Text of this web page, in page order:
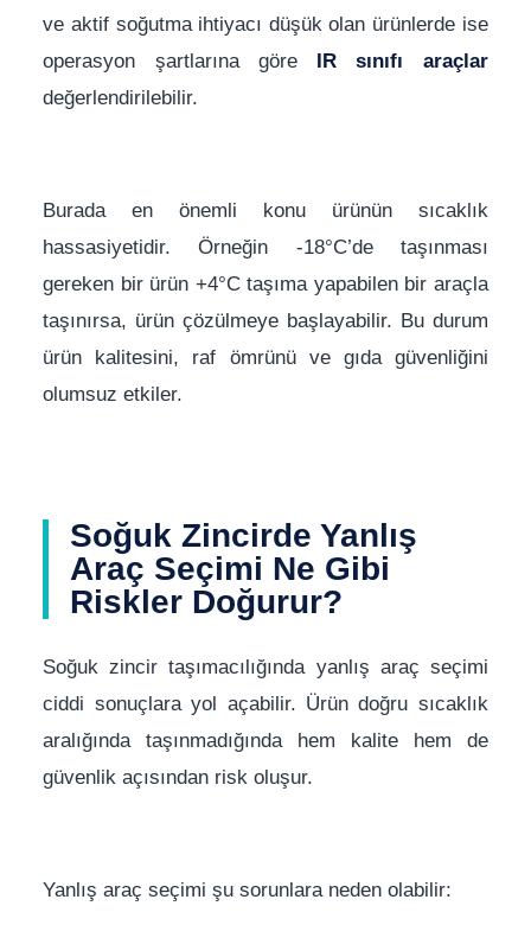
ve aktif soğutma ihtiyacı düşük olan ürünlerde ise
operasyon şartlarına göre IR sınıfı araçlar
değerlendirilebilir.
Burada en önemli konu ürünün sıcaklık
hassasiyetidir. Örneğin -18°C’de taşınması
gereken bir ürün +4°C taşıma yapabilen bir araçla
taşınırsa, ürün çözülmeye başlayabilir. Bu durum
ürün kalitesini, raf ömrünü ve gıda güvenliğini
olumsuz etkiler.
Soğuk Zincirde Yanlış
Araç Seçimi Ne Gibi
Riskler Doğurur?
Soğuk zincir taşımacılığında yanlış araç seçimi
ciddi sonuçlara yol açabilir. Ürün doğru sıcaklık
aralığında taşınmadığında hem kalite hem de
güvenlik açısından risk oluşur.
Yanlış araç seçimi şu sorunlara neden olabilir: